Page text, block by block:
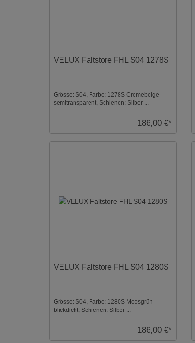
VELUX Faltstore FHL S04 1278S
Grösse: S04, Farbe: 1278S Cremebeige
semitransparent, Schienen: Silber ...
186,00 €*
VELUX Faltstore FHL S04 1280S
Grösse: S04, Farbe: 1280S Moosgrün
blickdicht, Schienen: Silber ...
186,00 €*